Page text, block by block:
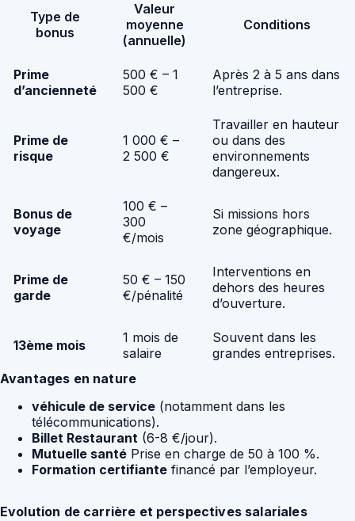
Type de
bonus
Valeur
moyenne
(annuelle)
Conditions
Prime
d’ancienneté
500 € – 1
500 €
Après 2 à 5 ans dans
l’entreprise.
Prime de
risque
1 000 € –
2 500 €
Travailler en hauteur
ou dans des
environnements
dangereux.
Bonus de
voyage
100 € –
300
€/mois
Si missions hors
zone géographique.
Prime de
garde
50 € – 150
€/pénalité
Interventions en
dehors des heures
d’ouverture.
13ème mois
1 mois de
salaire
Souvent dans les
grandes entreprises.
Avantages en nature
véhicule de service (notamment dans les
télécommunications).
Billet Restaurant (6-8 €/jour).
Mutuelle santé Prise en charge de 50 à 100 %.
Formation certifiante financé par l’employeur.
Evolution de carrière et perspectives salariales